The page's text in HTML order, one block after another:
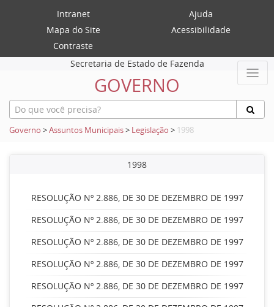
Intranet
Ajuda
Mapa do Site
Acessibilidade
Contraste
Secretaria de Estado de Fazenda
GOVERNO
Governo >Assuntos Municipais> Legislação > 1998
1998
RESOLUÇÃO Nº 2.886, DE 30 DE DEZEMBRO DE 1997
RESOLUÇÃO Nº 2.886, DE 30 DE DEZEMBRO DE 1997
RESOLUÇÃO Nº 2.886, DE 30 DE DEZEMBRO DE 1997
RESOLUÇÃO Nº 2.886, DE 30 DE DEZEMBRO DE 1997
RESOLUÇÃO Nº 2.886, DE 30 DE DEZEMBRO DE 1997